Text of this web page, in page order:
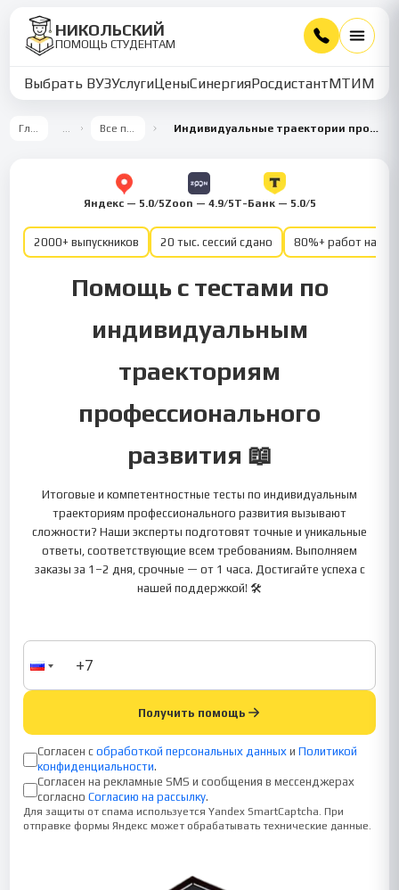
НИКОЛЬСКИЙ
ПОМОЩЬ СТУДЕНТАМ
Выбрать ВУЗУслугиЦеныСинергияРосдистантМТИММУ
Главная … Все предметы Индивидуальные траектории профессионального развития
Яндекс — 5.0/5Zoon — 4.9/5Т-Банк — 5.0/5
2000+ выпускников 20 тыс. сессий сдано 80%+ работ на
Помощь с тестами по
индивидуальным
траекториям
профессионального
развития 📖
Итоговые и компетентностные тесты по индивидуальным
траекториям профессионального развития вызывают
сложности? Наши эксперты подготовят точные и уникальные
ответы, соответствующие всем требованиям. Выполняем
заказы за 1–2 дня, срочные — от 1 часа. Достигайте успеха с
нашей поддержкой! 🛠️
Получить помощь
Согласен с обработкой персональных данных и Политикой
конфиденциальности.
Согласен на рекламные SMS и сообщения в мессенджерах
согласно Согласию на рассылку.
Для защиты от спама используется Yandex SmartCaptcha. При
отправке формы Яндекс может обрабатывать технические данные.